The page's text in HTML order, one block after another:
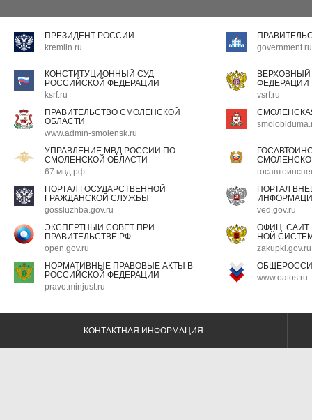
ПРЕЗИДЕНТ РОССИИ
kremlin.ru
government.ru
КОНСТИТУЦИОННЫЙ СУД
РОССИЙСКОЙ ФЕДЕРАЦИИ
ksrf.ru
ФЕДЕРАЦИИ
vsrf.ru
ПРАВИТЕЛЬСТВО СМОЛЕНСКОЙ
ОБЛАСТИ
www.admin-smolensk.ru
УПРАВЛЕНИЕ МВД РОССИИ ПО
СМОЛЕНСКОЙ ОБЛАСТИ
67.мвд.рф
ПОРТАЛ ГОСУДАРСТВЕННОЙ
ГРАЖДАНСКОЙ СЛУЖБЫ
gossluzhba.gov.ru
ПОРТАЛ
ved.gov.ru
ЭКСПЕРТНЫЙ СОВЕТ ПРИ
ПРАВИТЕЛЬСТВЕ РФ
open.gov.ru
ОФИЦ.
НОЙ
zakupki.gov.ru
НОРМАТИВНЫЕ ПРАВОВЫЕ АКТЫ В
РОССИЙСКОЙ ФЕДЕРАЦИИ
pravo.minjust.ru
www.oatos.ru
КОНТАКТНАЯ ИНФОРМАЦИЯ